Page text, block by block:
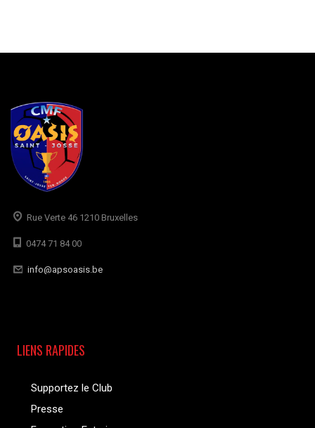
Rue Verte 46 1210 Bruxelles
0474 71 84 00
info@apsoasis.be
LIENS RAPIDES
Supportez le Club
Presse